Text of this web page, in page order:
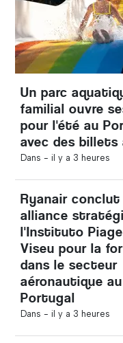
Un parc
familial ouvre
pour l'été au
avec des billets
Dans - il y a 3 heures
Ryanair conclut
alliance
l'Instituto
Viseu pour la
dans le secteur
aéronautique au
Portugal
Dans - il y a 3 heures